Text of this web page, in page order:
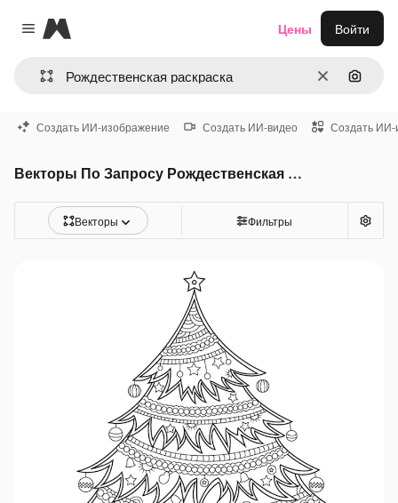
Close menu
Magnific
ОчиститьПоиск
Цены Войти
Создать ИИ-изображение Создать ИИ-видео Создать ИИ-
Векторы По Запросу Рождественская раскраска
Векторы Фильтры